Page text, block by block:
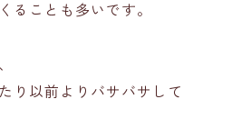
ることも多いです。
り以前よりバサバサして